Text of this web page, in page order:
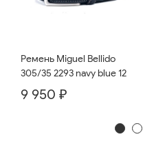
Ремень Miguel Bellido
305/35 2293 navy blue 12
9 950 ₽